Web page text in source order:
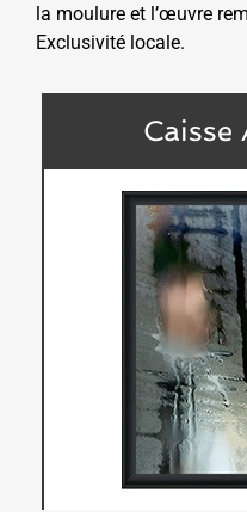
la moulure et l’œuvre
Exclusivité locale.
Caisse